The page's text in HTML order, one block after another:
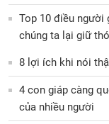
Top 10 điều người
chúng ta lại giữ
8 lợi ích khi nói
4 con giáp càng
của nhiều người